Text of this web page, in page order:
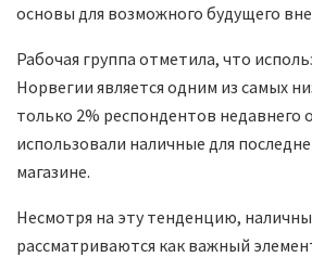
основы для возможного будущего
Рабочая группа отметила, что
Норвегии является одним из самых
только 2% респондентов недавнего
использовали наличные для
магазине.
Несмотря на эту тенденцию,
рассматриваются как важный